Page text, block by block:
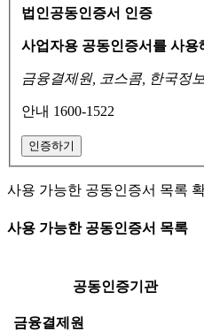
법인공동인증서 인증
사업자용 공동인증서를 사용
금융결제원, 코스콤, 한국정
안내 1600-1522
인증하기
사용 가능한 공동인증서 목록
사용 가능한 공동인증서 목록
공동인증기관
금융결제원